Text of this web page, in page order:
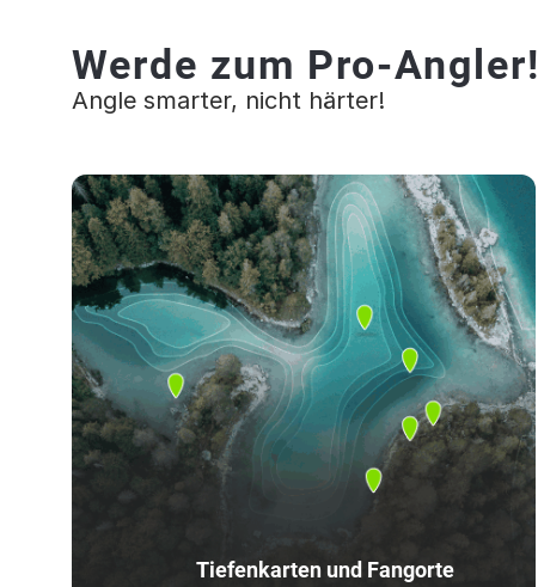
Werde zum Pro-Angler!
Angle smarter, nicht härter!
Tiefenkarten und Fangorte